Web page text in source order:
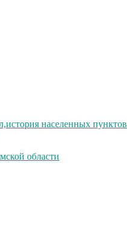
населенных пунктов
области